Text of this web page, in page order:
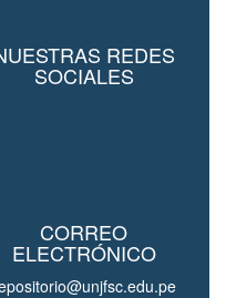
REDES
SOCIALES
CORREO
ELECTRÓNICO